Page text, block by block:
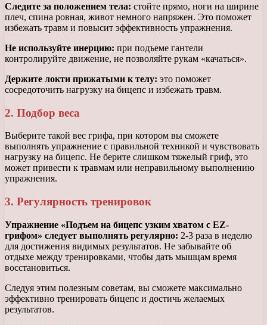
Следите за положением тела: стойте прямо, ноги на ширине
плеч, спина ровная, живот немного напряжен. Это поможет
избежать травм и повысит эффективность упражнения.
Не используйте инерцию: при подъеме гантели
контролируйте движение, не позволяйте рукам «качаться».
Держите локти прижатыми к телу: это поможет
сосредоточить нагрузку на бицепс и избежать травм.
2. Подбор веса
Выберите такой вес грифа, при котором вы сможете
выполнять упражнение с правильной техникой и чувствовать
нагрузку на бицепс. Не берите слишком тяжелый гриф, это
может привести к травмам или неправильному выполнению
упражнения.
3. Регулярность тренировок
Упражнение «Подъем на бицепс узким хватом с EZ-
грифом» следует выполнять регулярно: 2-3 раза в неделю
для достижения видимых результатов. Не забывайте об
отдыхе между тренировками, чтобы дать мышцам время
восстановиться.
Следуя этим полезным советам, вы сможете максимально
эффективно тренировать бицепс и достичь желаемых
результатов.